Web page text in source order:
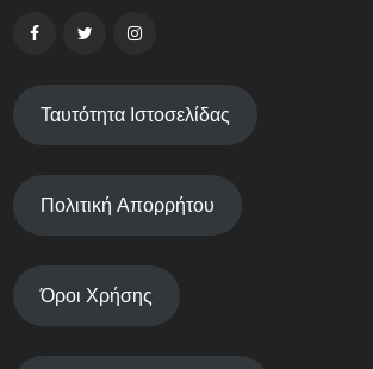
Ταυτότητα Ιστοσελίδας
Πολιτική Απορρήτου
Όροι Χρήσης